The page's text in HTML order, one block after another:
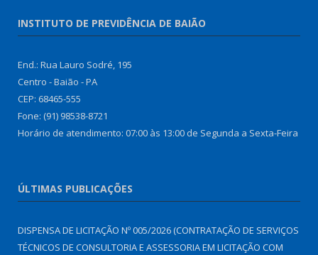
INSTITUTO DE PREVIDÊNCIA DE BAIÃO
End.: Rua Lauro Sodré, 195
Centro - Baião - PA
CEP: 68465-555
Fone: (91) 98538-8721
Horário de atendimento: 07:00 às 13:00 de Segunda a Sexta-Feira
ÚLTIMAS PUBLICAÇÕES
DISPENSA DE LICITAÇÃO Nº 005/2026 (CONTRATAÇÃO DE SERVIÇOS
TÉCNICOS DE CONSULTORIA E ASSESSORIA EM LICITAÇÃO COM